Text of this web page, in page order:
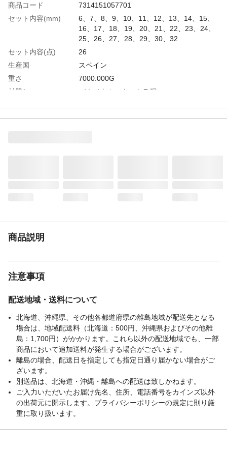
商品コード
7314151057701
セット内容(mm)
6、7、8、9、10、11、12、13、14、15、
16、17、18、19、20、21、22、23、24、
25、26、27、28、29、30、32
セット内容(点)
26
生産国
スペイン
重さ
7000.000G
材質1
バナジウムエクストラ鋼
商品説明
注意事項
配送地域・送料について
北海道、沖縄県、その他各都道府県の離島地域が配送先となる
場合は、地域配送料（北海道：500円、沖縄県およびその他離
島：1,700円）がかかります。これら以外の配送地域でも、一部
商品において追加送料が発生する場合がございます。
離島の場合、配送日を指定しても指定日通り届かない場合がご
ざいます。
別送品は、北海道・沖縄・離島への配送は致しかねます。
ご入力いただいたお届け先名、住所、電話番号をカインズ以外
の出荷元に開示します。プライバシーポリシーの規定に則り厳
重に取り扱います。